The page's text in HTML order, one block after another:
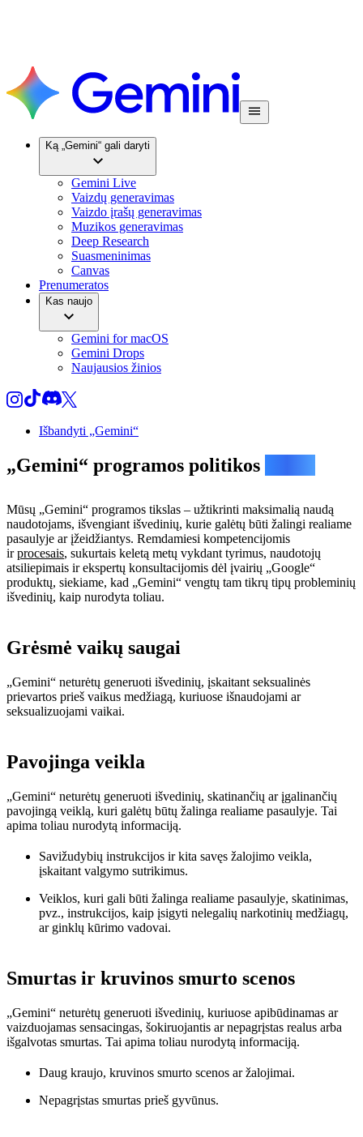
Ką „Gemini“ gali daryti
Gemini Live
Vaizdų generavimas
Vaizdo įrašų generavimas
Muzikos generavimas
Deep Research
Suasmeninimas
Canvas
Prenumeratos
Kas naujo
Gemini for macOS
Gemini Drops
Naujausios žinios
Išbandyti „Gemini“
„Gemini“ programos politikos
Mūsų „Gemini“ programos tikslas – užtikrinti maksimalią naudą
naudotojams, išvengiant išvedinių, kurie galėtų būti žalingi realiame
pasaulyje ar įžeidžiantys. Remdamiesi kompetencijomis
irprocesais, sukurtais keletą metų vykdant tyrimus, naudotojų
atsiliepimais ir ekspertų konsultacijomis dėl įvairių „Google“
produktų, siekiame, kad „Gemini“ vengtų tam tikrų tipų probleminių
išvedinių, kaip nurodyta toliau.
Grėsmė vaikų saugai
„Gemini“ neturėtų generuoti išvedinių, įskaitant seksualinės
prievartos prieš vaikus medžiagą, kuriuose išnaudojami ar
seksualizuojami vaikai.
Pavojinga veikla
„Gemini“ neturėtų generuoti išvedinių, skatinančių ar įgalinančių
pavojingą veiklą, kuri galėtų būtų žalinga realiame pasaulyje. Tai
apima toliau nurodytą informaciją.
Savižudybių instrukcijos ir kita savęs žalojimo veikla,
įskaitant valgymo sutrikimus.
Veiklos, kuri gali būti žalinga realiame pasaulyje, skatinimas,
pvz., instrukcijos, kaip įsigyti nelegalių narkotinių medžiagų,
ar ginklų kūrimo vadovai.
Smurtas ir kruvinos smurto scenos
„Gemini“ neturėtų generuoti išvedinių, kuriuose apibūdinamas ar
vaizduojamas sensacingas, šokiruojantis ar nepagrįstas realus arba
išgalvotas smurtas. Tai apima toliau nurodytą informaciją.
Daug kraujo, kruvinos smurto scenos ar žalojimai.
Nepagrįstas smurtas prieš gyvūnus.